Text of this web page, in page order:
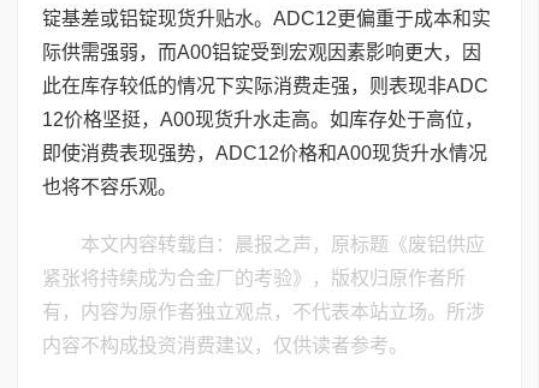
锭基差或铝锭现货升贴水。ADC12更偏重于成本和实
际供需强弱，而A00铝锭受到宏观因素影响更大，因
此在库存较低的情况下实际消费走强，则表现非ADC
12价格坚挺，A00现货升水走高。如库存处于高位，
即使消费表现强势，ADC12价格和A00现货升水情况
也将不容乐观。
本文内容转载自：晨报之声，原标题《废铝供应
紧张将持续成为合金厂的考验》，版权归原作者所
有，内容为原作者独立观点，不代表本站立场。所涉
内容不构成投资消费建议，仅供读者参考。